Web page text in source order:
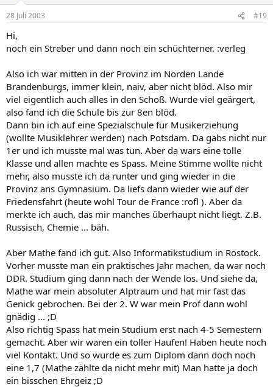
28 Juli 2003 #19
Hi,
noch ein Streber und dann noch ein schüchterner. :verleg
Also ich war mitten in der Provinz im Norden Lande
Brandenburgs, immer klein, naiv, aber nicht blöd. Also mir
viel eigentlich auch alles in den Schoß. Wurde viel geärgert,
also fand ich die Schule bis zur 8en blöd.
Dann bin ich auf eine Spezialschule für Musikerziehung
(wollte Musiklehrer werden) nach Potsdam. Da gabs nicht nur
1er und ich musste mal was tun. Aber da wars eine tolle
Klasse und allen machte es Spass. Meine Stimme wollte nicht
mehr, also musste ich da runter und ging wieder in die
Provinz ans Gymnasium. Da liefs dann wieder wie auf der
Friedensfahrt (heute wohl Tour de France :rofl ). Aber da
merkte ich auch, das mir manches überhaupt nicht liegt. Z.B.
Russisch, Chemie ... bäh.
Aber Mathe fand ich gut. Also Informatikstudium in Rostock.
Vorher musste man ein praktisches Jahr machen, da war noch
DDR. Studium ging dann nach der Wende los. Und siehe da,
Mathe war mein absoluter Alptraum und hat mir fast das
Genick gebrochen. Bei der 2. W war mein Prof dann wohl
gnädig ... ;D
Also richtig Spass hat mein Studium erst nach 4-5 Semestern
gemacht. Aber wir waren ein toller Haufen! Haben heute noch
viel Kontakt. Und so wurde es zum Diplom dann doch noch
eine 1,7 (Mathe zählte da nicht mehr mit) Man hatte ja doch
ein bisschen Ehrgeiz ;D